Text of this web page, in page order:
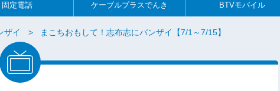
固定電話 ケーブルプラスでんき BTVモバイル
ザイ まこちおもして！志布志にバンザイ【7/1～7/15】